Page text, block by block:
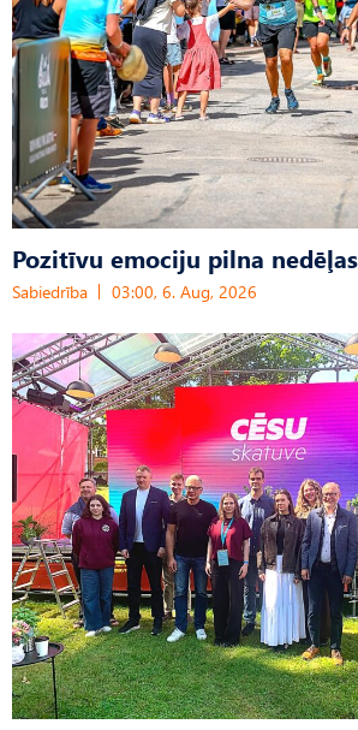
Pozitīvu emociju pilna
Sabiedrība 03:00, 6. Aug, 2026